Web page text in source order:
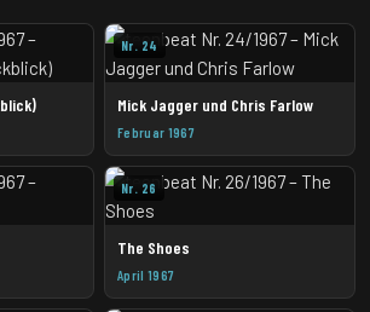
Nr. 24
Mick Jagger und Chris Farlow
Februar 1967
Nr. 26
The Shoes
April 1967